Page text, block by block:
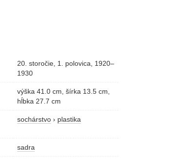
20. storočie, 1. polovica, 1920–
1930
výška 41.0 cm, šírka 13.5 cm,
hĺbka 27.7 cm
sochárstvo › plastika
sadra